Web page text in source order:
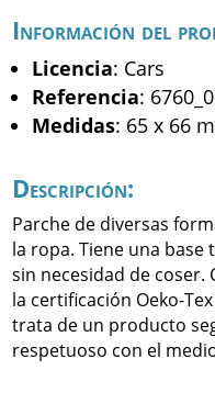
(6760_07)
cantidad
Información del
Licencia: Cars
Referencia:
Medidas: 65 x 66
Descripción:
Parche de diversas
la ropa. Tiene una
sin necesidad de
la certificación Oeko-
trata de un producto
respetuoso con el